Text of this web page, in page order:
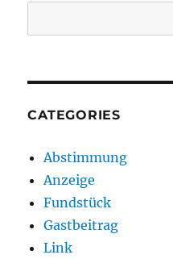
CATEGORIES
Abstimmung
Anzeige
Fundstück
Gastbeitrag
Link